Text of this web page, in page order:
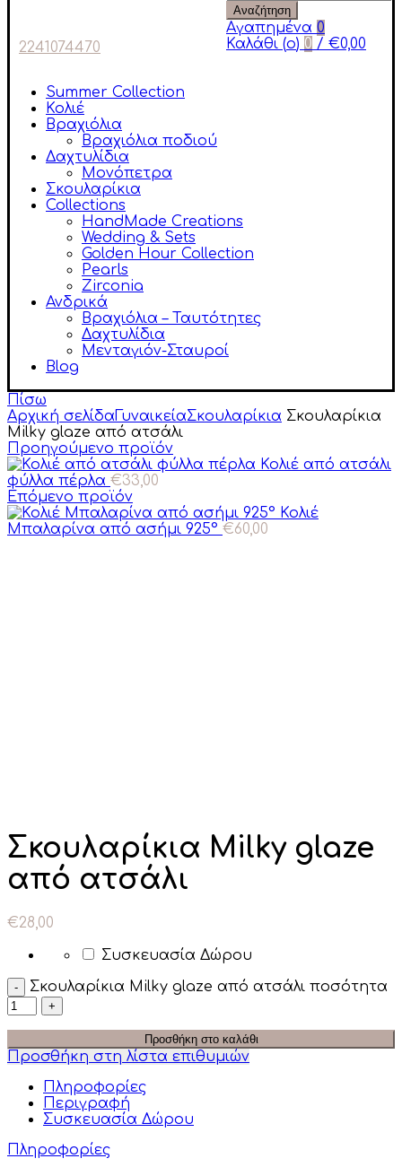
2241074470
Αναζήτηση
Αγαπημένα 0
Καλάθι (o) 0 / €0,00
Summer Collection
Κολιέ
Βραχιόλια
Βραχιόλια ποδιού
Δαχτυλίδια
Μονόπετρα
Σκουλαρίκια
Collections
HandMade Creations
Wedding & Sets
Golden Hour Collection
Pearls
Zirconia
Ανδρικά
Βραχιόλια – Ταυτότητες
Δαχτυλίδια
Μενταγιόν-Σταυροί
Blog
Πίσω
Αρχική σελίδαΓυναικείαΣκουλαρίκια Σκουλαρίκια
Milky glaze από ατσάλι
Προηγούμενο προϊόν
Κολιέ από ατσάλι
φύλλα πέρλα €33,00
Επόμενο προϊόν
Κολιέ
Μπαλαρίνα από ασήμι 925° €60,00
Σκουλαρίκια Milky glaze
από ατσάλι
€28,00
Συσκευασία Δώρου
Σκουλαρίκια Milky glaze από ατσάλι ποσότητα
Προσθήκη στο καλάθι
Προσθήκη στη λίστα επιθυμιών
Πληροφορίες
Περιγραφή
Συσκευασία Δώρου
Πληροφορίες